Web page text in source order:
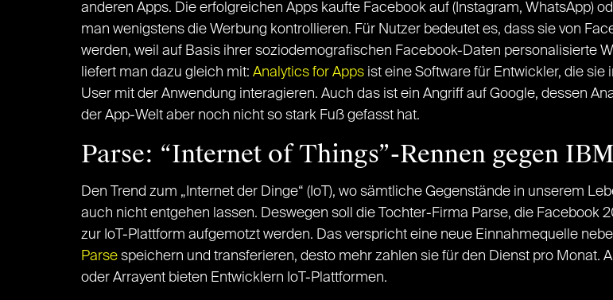
anderen Apps. Die erfolgreichen Apps kaufte Facebook auf (Instagram, WhatsApp)
man wenigstens die Werbung kontrollieren. Für Nutzer bedeutet es, dass sie von
werden, weil auf Basis ihrer soziodemografischen Facebook-Daten personalisierte
liefert man dazu gleich mit: Analytics for Apps ist eine Software für Entwickler, die
User mit der Anwendung interagieren. Auch das ist ein Angriff auf Google, dessen
der App-Welt aber noch nicht so stark Fuß gefasst hat.
Parse: “Internet of Things”-Rennen gegen
Den Trend zum „Internet der Dinge“ (IoT), wo sämtliche Gegenstände in unserem
auch nicht entgehen lassen. Deswegen soll die Tochter-Firma Parse, die Facebook
zur IoT-Plattform aufgemotzt werden. Das verspricht eine neue Einnahmequelle
Parse speichern und transferieren, desto mehr zahlen sie für den Dienst pro Monat.
oder Arrayent bieten Entwicklern IoT-Plattformen.